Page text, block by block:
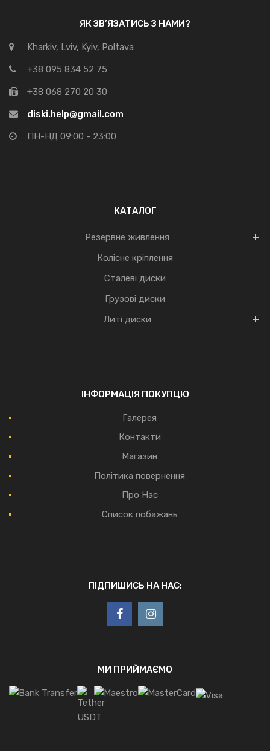
ЯК ЗВ’ЯЗАТИСЬ З НАМИ?
Kharkiv, Lviv, Kyiv, Poltava
+38 095 834 52 75
+38 068 270 20 30
diski.help@gmail.com
ПН-НД 09:00 - 23:00
КАТАЛОГ
Резервне живлення
Колісне кріплення
Сталеві диски
Грузові диски
Литі диски
ІНФОРМАЦІЯ ПОКУПЦЮ
Галерея
Контакти
Магазин
Політика повернення
Про Нас
Список побажань
ПІДПИШИСЬ НА НАС:
МИ ПРИЙМАЄМО